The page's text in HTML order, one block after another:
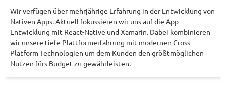
Wir verfügen über mehrjährige Erfahrung in der Entwicklung von
Nativen Apps. Aktuell fokussieren wir uns auf die App-
Entwicklung mit React-Native und Xamarin. Dabei kombinieren
wir unsere tiefe Plattformerfahrung mit modernen Cross-
Platform Technologien um dem Kunden den größtmöglichen
Nutzen fürs Budget zu gewährleisten.